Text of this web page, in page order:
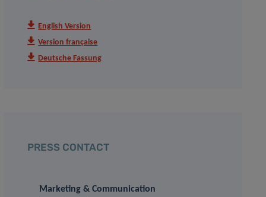
English Version
Version française
Deutsche Fassung
PRESS CONTACT
Marketing & Communication